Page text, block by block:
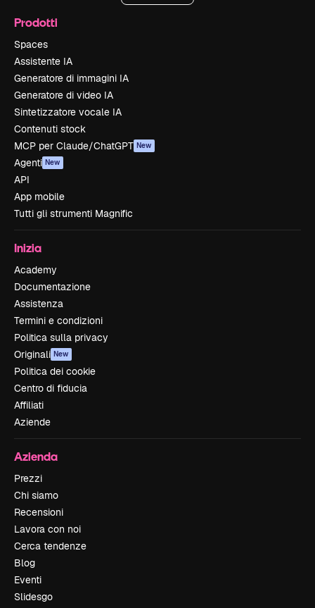
Prodotti
Spaces
Assistente IA
Generatore di immagini IA
Generatore di video IA
Sintetizzatore vocale IA
Contenuti stock
MCP per Claude/ChatGPT New
Agenti New
API
App mobile
Tutti gli strumenti Magnific
Inizia
Academy
Documentazione
Assistenza
Termini e condizioni
Politica sulla privacy
Originali New
Politica dei cookie
Centro di fiducia
Affiliati
Aziende
Azienda
Prezzi
Chi siamo
Recensioni
Lavora con noi
Cerca tendenze
Blog
Eventi
Slidesgo